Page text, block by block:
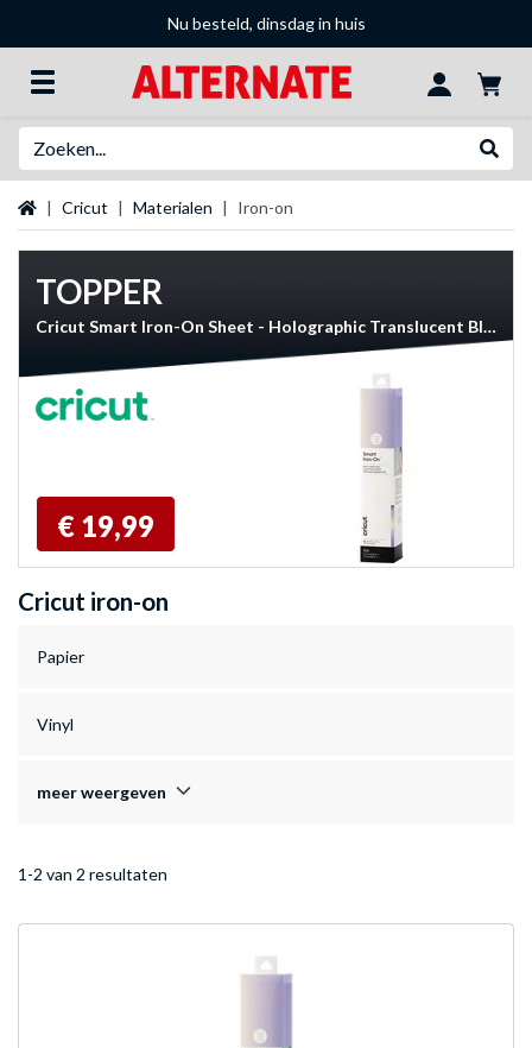
Nu besteld, dinsdag in huis
Startpagina
Cricut Materialen Iron-on
TOPPER
Cricut Smart Iron-On Sheet - Holographic Translucent Blue bedrukkingsmateriaal
€ 19,99
Cricut iron-on
Papier
Vinyl
meer weergeven
1-2 van 2 resultaten